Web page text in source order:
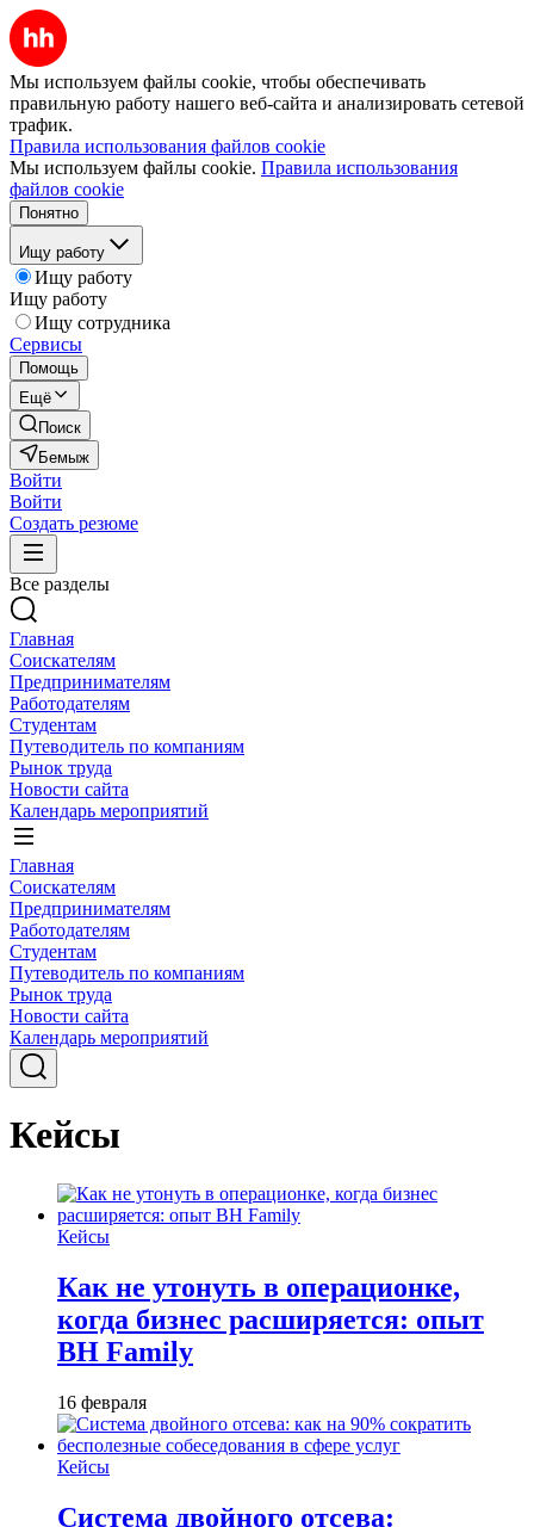
Мы используем файлы cookie, чтобы обеспечивать
правильную работу нашего веб-сайта и анализировать сетевой
трафик.
Правила использования файлов cookie
Мы используем файлы cookie. Правила использования
файлов cookie
Понятно
Ищу работу
Ищу работу
Ищу работу
Ищу сотрудника
Сервисы
Помощь
Ещё
Поиск
Бемыж
Войти
Войти
Создать резюме
Все разделы
Главная
Соискателям
Предпринимателям
Работодателям
Студентам
Путеводитель по компаниям
Рынок труда
Новости сайта
Календарь мероприятий
Главная
Соискателям
Предпринимателям
Работодателям
Студентам
Путеводитель по компаниям
Рынок труда
Новости сайта
Календарь мероприятий
Кейсы
Кейсы
Как не утонуть в операционке,
когда бизнес расширяется: опыт
BH Family
16 февраля
Кейсы
Система двойного отсева: